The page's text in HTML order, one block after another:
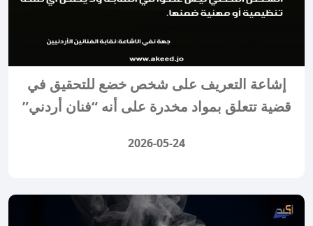
إشاعة التعريف على شخص خضع للتحقيق في
قضية تتعلق بمواد مخدرة على أنه “فنان أردني”
2026-05-24